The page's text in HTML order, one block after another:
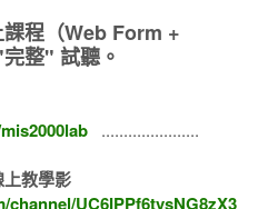
程（Web Form +
整" 試聽。
......................
教學影
UC6IPPf6tvsNG8zX3